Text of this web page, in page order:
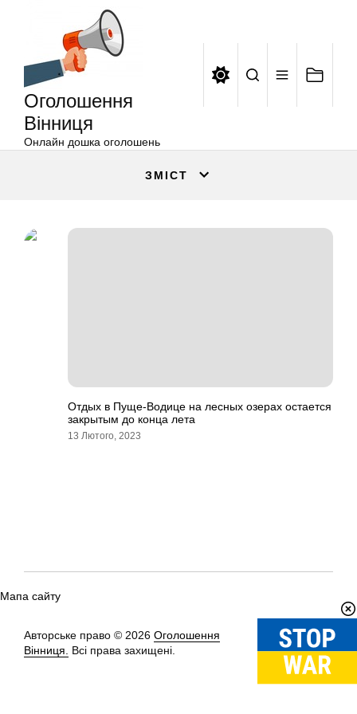
Оголошення
Вінниця
Онлайн дошка оголошень
ЗМІСТ
Отдых в Пуще-Водице на лесных озерах остается
закрытым до конца лета
13 Лютого, 2023
Мапа сайту
Авторське право © 2026 Оголошення
Вінниця.
Всі права захищені.
Вгору↑